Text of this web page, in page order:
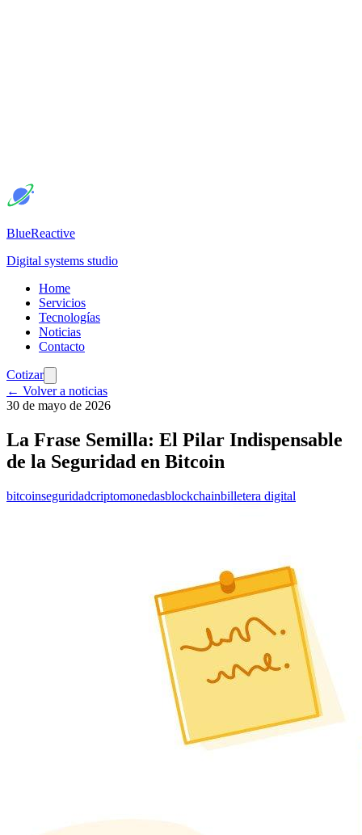
BlueReactive
Digital systems studio
Home
Servicios
Tecnologías
Noticias
Contacto
Cotizar
← Volver a noticias
30 de mayo de 2026
La Frase Semilla: El Pilar Indispensable
de la Seguridad en Bitcoin
bitcoinseguridadcriptomonedasblockchainbilletera digital